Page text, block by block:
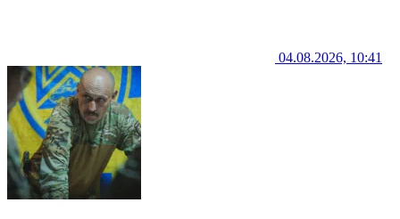
04.08.2026, 10:41